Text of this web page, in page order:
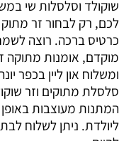
שוקולד וסלסלות שי
לכם, רק לבחור זר
כרטיס ברכה. רוצה
מוקדם, אומנות מתוקה
ומשלוח און ליין בכפר
סלסלת מתוקים וזר
המתנות מעוצבות באופן
ליולדת. ניתן לשלוח